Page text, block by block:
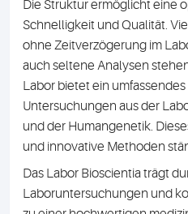
Die Struktur ermöglicht eine
Schnelligkeit und Qualität.
ohne Zeitverzögerung im
auch seltene Analysen
Labor bietet ein
Untersuchungen aus der
und der Humangenetik.
und innovative Methoden
Das Labor Bioscientia trägt